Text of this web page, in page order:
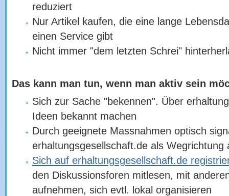
reduziert
Nur Artikel kaufen, die eine lange
einen Service gibt
Nicht immer "dem letzten Schrei"
Das kann man tun, wenn man aktiv sein
Sich zur Sache "bekennen". Über
Ideen bekannt machen
Durch geeignete Massnahmen optisch
erhaltungsgesellschaft.de als Wegrichtung
Sich auf erhaltungsgesellschaft.de
den Diskussionsforen mitlesen, mit
aufnehmen, sich evtl. lokal organisieren